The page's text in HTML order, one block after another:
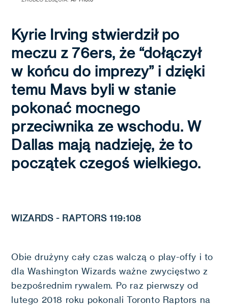
Kyrie Irving stwierdził po
meczu z 76ers, że “dołączył
w końcu do imprezy” i dzięki
temu Mavs byli w stanie
pokonać mocnego
przeciwnika ze wschodu. W
Dallas mają nadzieję, że to
początek czegoś wielkiego.
WIZARDS - RAPTORS 119:108
Obie drużyny cały czas walczą o play-offy i to
dla Washington Wizards ważne zwycięstwo z
bezpośrednim rywalem. Po raz pierwszy od
lutego 2018 roku pokonali Toronto Raptors na